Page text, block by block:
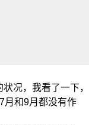
况，我看了一下，
月和9月都没有作